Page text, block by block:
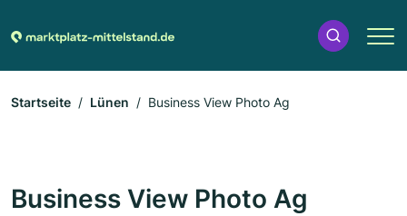
Startseite Lünen Business View Photo Ag
Business View Photo Ag